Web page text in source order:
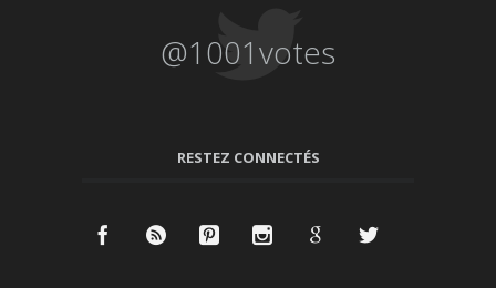
@1001votes
RESTEZ CONNECTÉS